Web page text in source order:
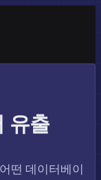
유출
떤 데이터베이